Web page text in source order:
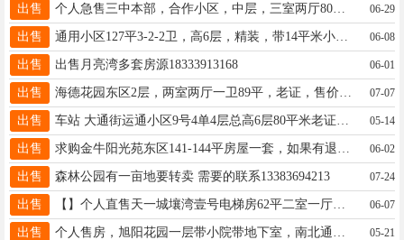
出售 个人急售三中本部，合作小区，中层，三室两厅80平，没有公摊实际面积大，小房，双气，老证，过户费低，13303092997 06-29
出售 通用小区127平3-2-2卫，高6层，精装，带14平米小房，全款37万，合同更名15127933943 06-08
出售 出售月亮湾多套房源18333913168 06-01
出售 07-07
出售 05-14
出售 06-02
出售 森林公园有一亩地要转卖 需要的联系13383694213 07-24
出售 【】个人直售天一城壤湾壹号电梯房62平二室一厅精装老证38万面议电话☎️13172689348 06-07
出售 05-21